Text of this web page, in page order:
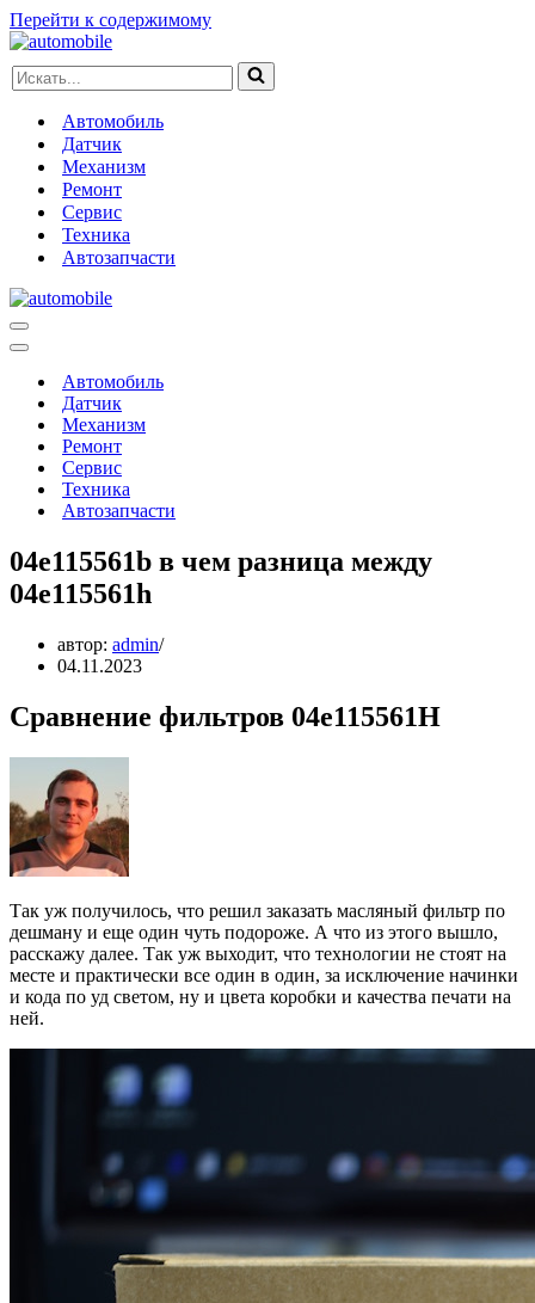
Перейти к содержимому
Искать...
Автомобиль
Датчик
Механизм
Ремонт
Сервис
Техника
Автозапчасти
Меню
навигации
Меню
навигацииАвтомобиль
Датчик
Механизм
Ремонт
Сервис
Техника
Автозапчасти
04e115561b в чем разница между
04e115561h
автор: admin
04.11.2023
Сравнение фильтров 04e115561H
Так уж получилось, что решил заказать масляный фильтр по
дешману и еще один чуть подороже. А что из этого вышло,
расскажу далее. Так уж выходит, что технологии не стоят на
месте и практически все один в один, за исключение начинки
и кода по уд светом, ну и цвета коробки и качества печати на
ней.